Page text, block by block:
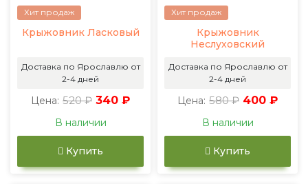
Хит продаж
Крыжовник Ласковый
Доставка по Ярославлю от
2-4 дней
Цена: 520 ₽ 340 ₽
В наличии
Купить
Хит продаж
Крыжовник
Неслуховский
Доставка по Ярославлю от
2-4 дней
Цена: 580 ₽ 400 ₽
В наличии
Купить